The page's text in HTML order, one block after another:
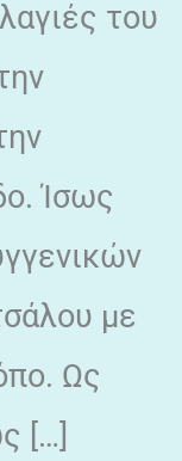
του
Ίσως
με
Ως
[…]